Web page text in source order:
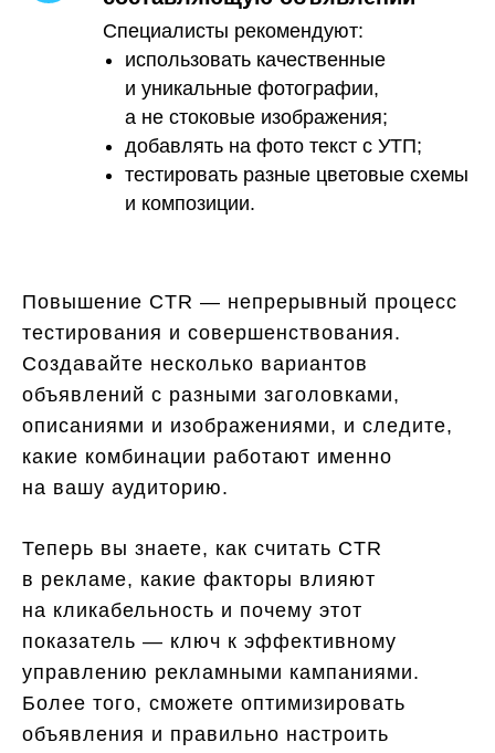
Специалисты рекомендуют:
использовать качественные
и уникальные фотографии,
а не стоковые изображения;
добавлять на фото текст с УТП;
тестировать разные цветовые схемы
и композиции.
Повышение CTR — непрерывный процесс
тестирования и совершенствования.
Создавайте несколько вариантов
объявлений с разными заголовками,
описаниями и изображениями, и следите,
какие комбинации работают именно
на вашу аудиторию.
Теперь вы знаете, как считать CTR
в рекламе, какие факторы влияют
на кликабельность и почему этот
показатель — ключ к эффективному
управлению рекламными кампаниями.
Более того, сможете оптимизировать
объявления и правильно настроить